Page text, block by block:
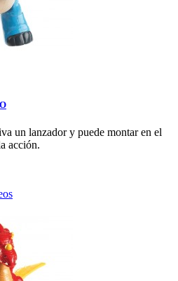
un lanzador y puede montar en el
acción.